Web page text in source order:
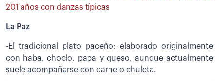
201 años con danzas típicas
La Paz
-El tradicional plato paceño: elaborado originalmente
con haba, choclo, papa y queso, aunque actualmente
suele acompañarse con carne o chuleta.